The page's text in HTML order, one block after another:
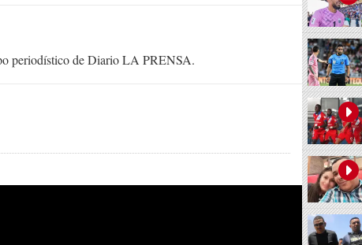
periodístico de Diario LA PRENSA.